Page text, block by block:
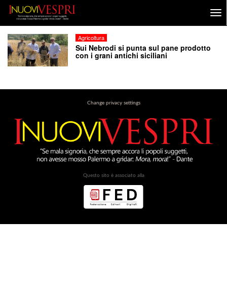
Agricoltura
Sui Nebrodi si punta sul pane prodotto
con i grani antichi siciliani
Change privacy settings
Questo sito è associato alla